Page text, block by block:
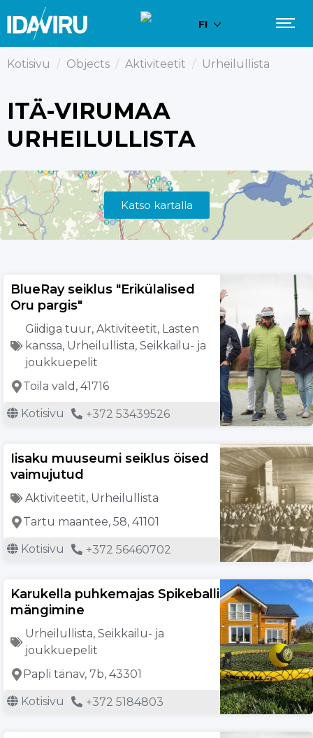
FI
Kotisivu / Objects / Aktiviteetit / Urheilullista
ITÄ-VIRUMAA
URHEILULLISTA
Katso kartalla
BlueRay seiklus "Erikülalised
Oru pargis"
Giidiga tuur, Aktiviteetit, Lasten
kanssa, Urheilullista, Seikkailu- ja
joukkuepelit
Toila vald, 41716
Kotisivu +372 53439526
Iisaku muuseumi seiklus öised
vaimujutud
Aktiviteetit, Urheilullista
Tartu maantee, 58, 41101
Kotisivu +372 56460702
Karukella puhkemajas Spikeballi
mängimine
Urheilullista, Seikkailu- ja
joukkuepelit
Papli tänav, 7b, 43301
Kotisivu +372 5184803